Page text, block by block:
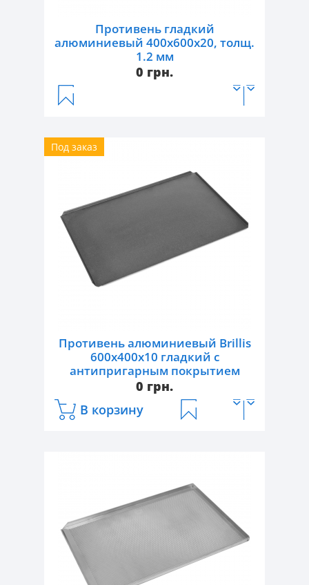
Противень гладкий
алюминиевый 400х600х20, толщ.
1.2 мм
0 грн.
Тип:противень гладкий
Габаритные размеры, Д/Ш/В, мм:
Материал:
Под заказ
Противень алюминиевый Brillis
600х400х10 гладкий c
антипригарным покрытием
0 грн.
В корзину
Габаритные размеры, Д/Ш/В, мм:
Материал:алюминий с
антипригарным покрытием